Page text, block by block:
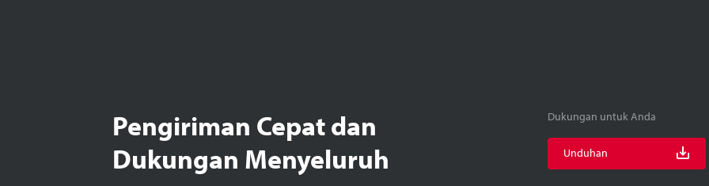
Pengiriman Cepat dan
Dukungan Menyeluruh
Dukungan untuk Anda
Unduhan